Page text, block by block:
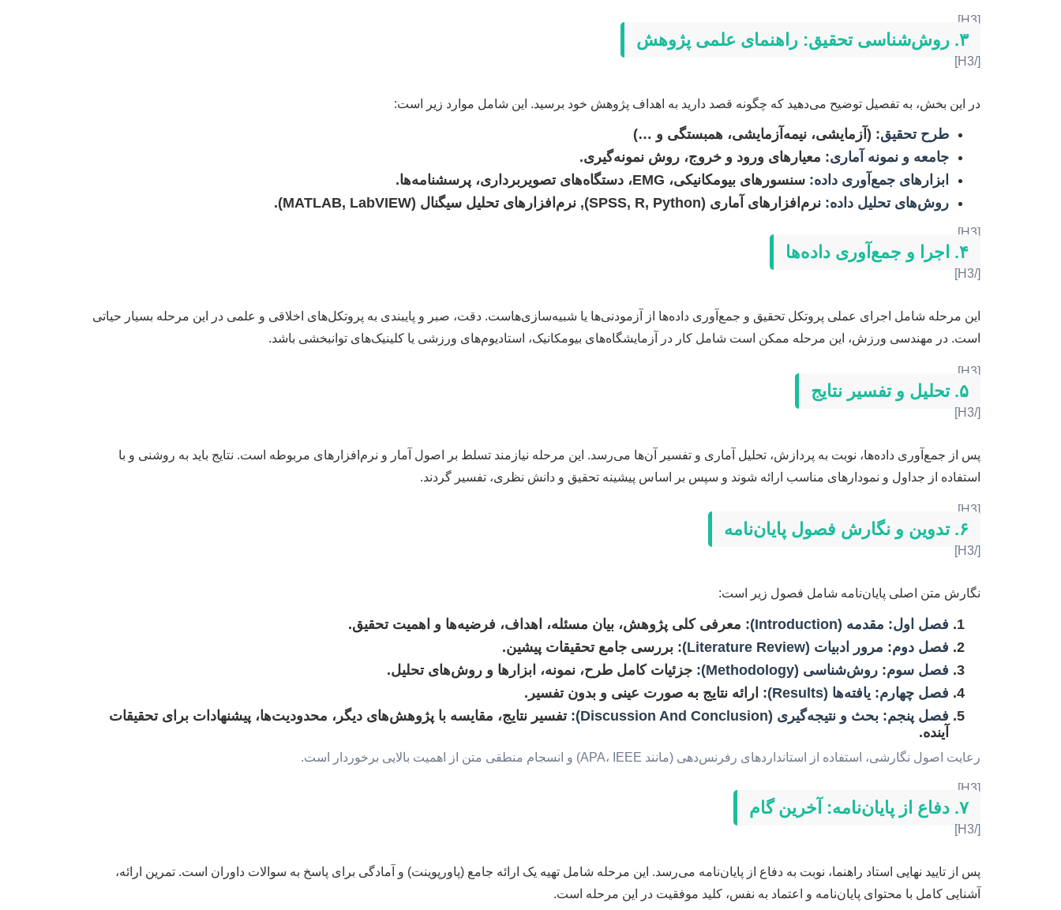
[H3]
۳. روش‌شناسی تحقیق: راهنمای علمی پژوهش
[/H3]
در این بخش، به تفصیل توضیح می‌دهید که چگونه قصد دارید به اهداف پژوهش خود برسید. این شامل موارد زیر است:
طرح تحقیق: (آزمایشی، نیمه‌آزمایشی، همبستگی و …)
جامعه و نمونه آماری: معیارهای ورود و خروج، روش نمونه‌گیری.
ابزارهای جمع‌آوری داده: سنسورهای بیومکانیکی، EMG، دستگاه‌های تصویربرداری، پرسشنامه‌ها.
روش‌های تحلیل داده: نرم‌افزارهای آماری (SPSS, R, Python), نرم‌افزارهای تحلیل سیگنال (MATLAB, LabVIEW).
[H3]
۴. اجرا و جمع‌آوری داده‌ها
[/H3]
این مرحله شامل اجرای عملی پروتکل تحقیق و جمع‌آوری داده‌ها از آزمودنی‌ها یا شبیه‌سازی‌هاست. دقت، صبر و پایبندی به پروتکل‌های اخلاقی و علمی در این مرحله بسیار حیاتی
است. در مهندسی ورزش، این مرحله ممکن است شامل کار در آزمایشگاه‌های بیومکانیک، استادیوم‌های ورزشی یا کلینیک‌های توانبخشی باشد.
[H3]
۵. تحلیل و تفسیر نتایج
[/H3]
پس از جمع‌آوری داده‌ها، نوبت به پردازش، تحلیل آماری و تفسیر آن‌ها می‌رسد. این مرحله نیازمند تسلط بر اصول آمار و نرم‌افزارهای مربوطه است. نتایج باید به روشنی و با
استفاده از جداول و نمودارهای مناسب ارائه شوند و سپس بر اساس پیشینه تحقیق و دانش نظری، تفسیر گردند.
[H3]
۶. تدوین و نگارش فصول پایان‌نامه
[/H3]
نگارش متن اصلی پایان‌نامه شامل فصول زیر است:
فصل اول: مقدمه (Introduction):
معرفی کلی پژوهش، بیان مسئله، اهداف، فرضیه‌ها و اهمیت تحقیق.
فصل دوم: مرور ادبیات (Literature Review):
بررسی جامع تحقیقات پیشین.
فصل سوم: روش‌شناسی (Methodology):
جزئیات کامل طرح، نمونه، ابزارها و روش‌های تحلیل.
فصل چهارم: یافته‌ها (Results):
ارائه نتایج به صورت عینی و بدون تفسیر.
فصل پنجم: بحث و نتیجه‌گیری (Discussion And Conclusion):
تفسیر نتایج، مقایسه با پژوهش‌های دیگر، محدودیت‌ها، پیشنهادات برای تحقیقات
آینده.
رعایت اصول نگارشی، استفاده از استانداردهای رفرنس‌دهی (مانند APA، IEEE) و انسجام منطقی متن از اهمیت بالایی برخوردار است.
[H3]
۷. دفاع از پایان‌نامه: آخرین گام
[/H3]
پس از تایید نهایی استاد راهنما، نوبت به دفاع از پایان‌نامه می‌رسد. این مرحله شامل تهیه یک ارائه جامع (پاورپوینت) و آمادگی برای پاسخ به سوالات داوران است. تمرین ارائه،
آشنایی کامل با محتوای پایان‌نامه و اعتماد به نفس، کلید موفقیت در این مرحله است.